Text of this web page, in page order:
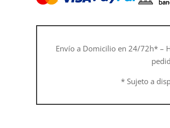
Envío a Domicilio en 24/72h* –
* Sujeto a